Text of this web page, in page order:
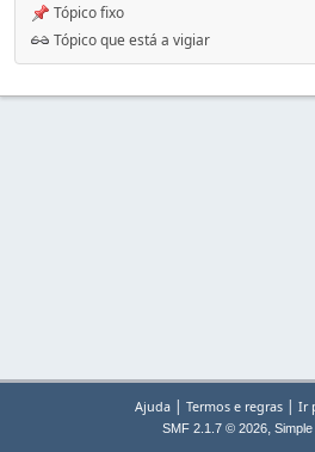
Tópico fixo
Tópico que está a vigiar
Ajuda| Termos e regras| Ir
SMF 2.1.7 © 2026,